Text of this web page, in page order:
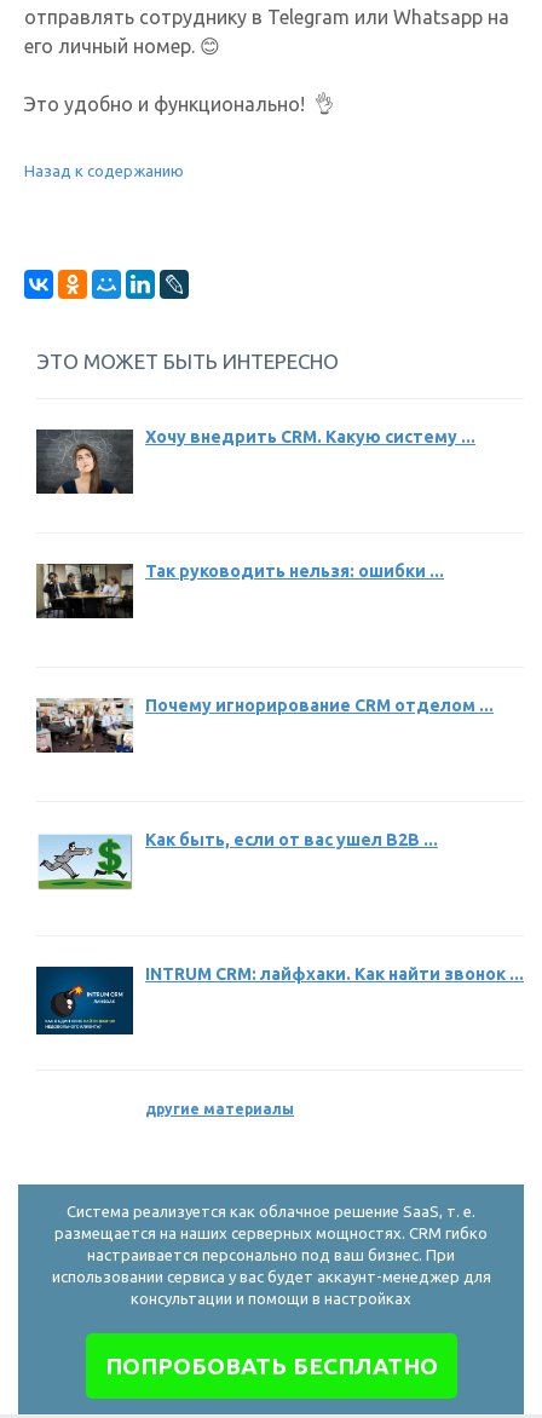
отправлять сотруднику в Telegram или Whatsapp на
его личный номер. 😊
Это удобно и функционально! 👌
Назад к содержанию
ЭТО МОЖЕТ БЫТЬ ИНТЕРЕСНО
Хочу внедрить CRM. Какую систему ...
Так руководить нельзя: ошибки ...
Почему игнорирование CRM отделом ...
Как быть, если от вас ушел B2B ...
INTRUM CRM: лайфхаки. Как найти звонок ...
другие материалы
Система реализуется как облачное решение SaaS, т. е.
размещается на наших серверных мощностях. CRM гибко
настраивается персонально под ваш бизнес. При
использовании сервиса у вас будет аккаунт-менеджер для
консультации и помощи в настройках
ПОПРОБОВАТЬ БЕСПЛАТНО